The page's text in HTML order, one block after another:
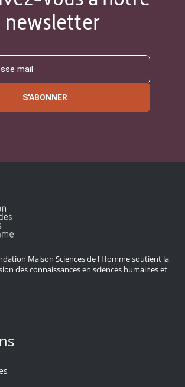
newsletter
S'ABONNER
Maison Sciences de l'Homme soutient la
des connaissances en sciences humaines et